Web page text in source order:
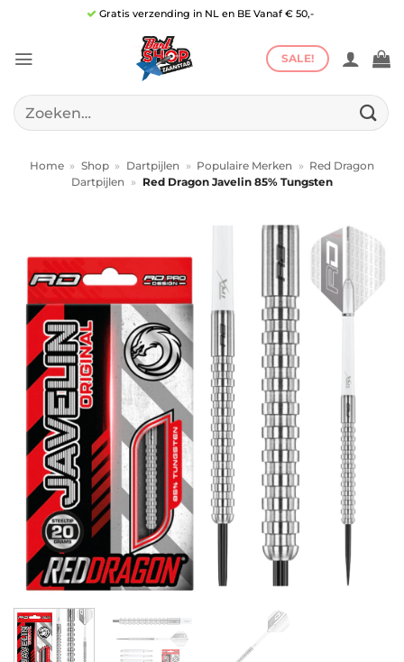
inhoud
Gratis verzending in NL en BE Vanaf € 50,-
SALE!
Zoeken
naar:
Home » Shop » Dartpijlen » Populaire Merken » Red Dragon
Dartpijlen
» Red Dragon Javelin 85% Tungsten